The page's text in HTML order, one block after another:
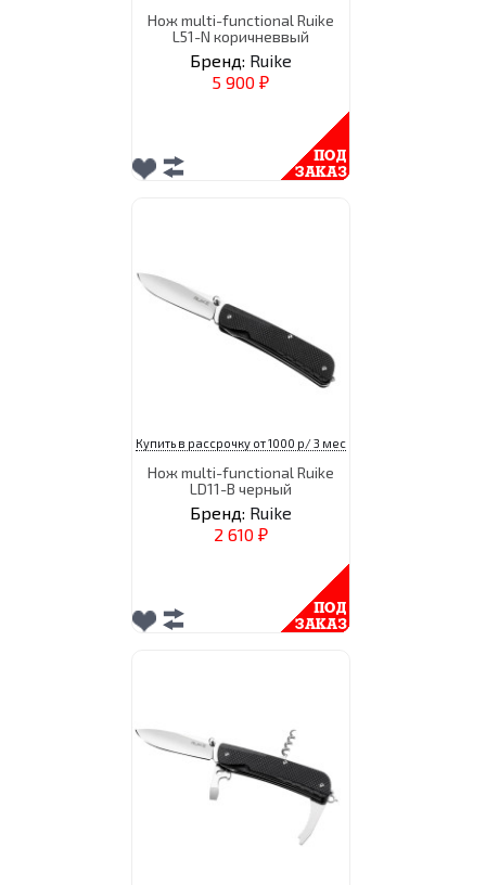
Нож multi-functional Ruike
L51-N коричневвый
Бренд: Ruike
5 900 ₽
Купить в рассрочку от 1000 р/ 3 мес
Нож multi-functional Ruike
LD11-B черный
Бренд: Ruike
2 610 ₽